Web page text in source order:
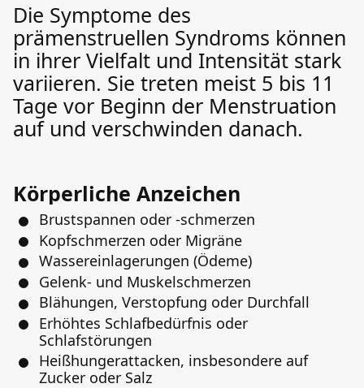
Die Symptome des
prämenstruellen Syndroms können
in ihrer Vielfalt und Intensität stark
variieren. Sie treten meist 5 bis 11
Tage vor Beginn der Menstruation
auf und verschwinden danach.
Körperliche Anzeichen
Brustspannen oder -schmerzen
Kopfschmerzen oder Migräne
Wassereinlagerungen (Ödeme)
Gelenk- und Muskelschmerzen
Blähungen, Verstopfung oder Durchfall
Erhöhtes Schlafbedürfnis oder
Schlafstörungen
Heißhungerattacken, insbesondere auf
Zucker oder Salz